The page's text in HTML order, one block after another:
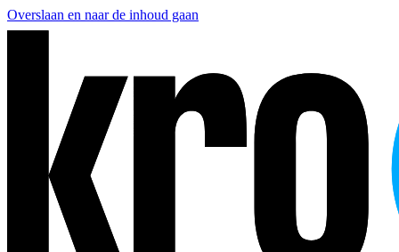
Overslaan en naar de inhoud gaan